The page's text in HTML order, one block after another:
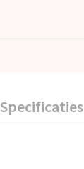
Specificaties